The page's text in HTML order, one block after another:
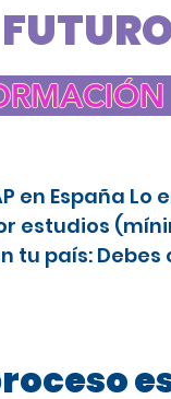
en España
estudios
tu país: